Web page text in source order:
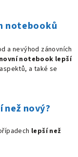
notebooků
a nevýhod zánovních
notebook lepší
a také se
než nový?
lepší než